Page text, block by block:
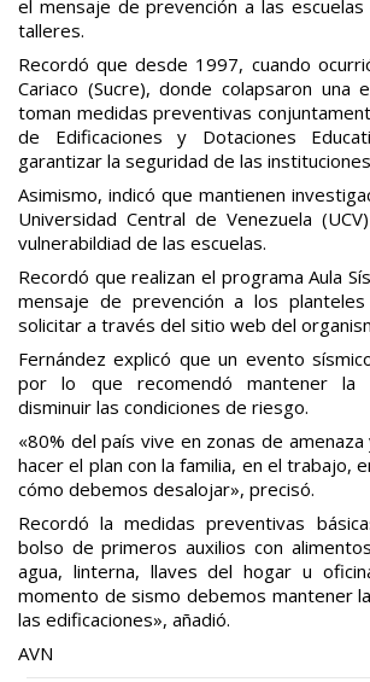
el mensaje de prevención a las
talleres.
Recordó que desde 1997, cuando
Cariaco (Sucre), donde colapsaron una
toman medidas preventivas
de Edificaciones y Dotaciones
garantizar la seguridad de las
Asimismo, indicó que mantienen
Universidad Central de Venezuela
vulnerabildiad de las escuelas.
Recordó que realizan el programa Aula
mensaje de prevención a los
solicitar a través del sitio web del
Fernández explicó que un evento
por lo que recomendó mantener la
disminuir las condiciones de riesgo.
«80% del país vive en zonas de
hacer el plan con la familia, en el trabajo,
cómo debemos desalojar», precisó.
Recordó la medidas preventivas
bolso de primeros auxilios con
agua, linterna, llaves del hogar u
momento de sismo debemos mantener
las edificaciones», añadió.
AVN